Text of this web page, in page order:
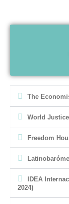
The
World
Freedom
IDEA
2024)